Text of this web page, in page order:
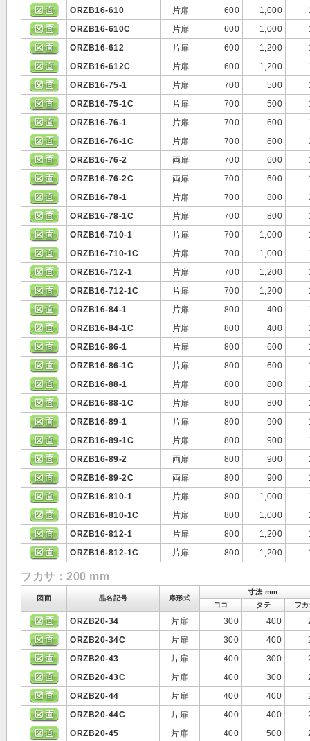
ORZB16-610
片扉 600 1,000
ORZB16-610C
片扉 600 1,000
ORZB16-612
片扉 600 1,200
ORZB16-612C
片扉 600 1,200
ORZB16-75-1
片扉 700 500
ORZB16-75-1C
片扉 700 500
ORZB16-76-1
片扉 700 600
ORZB16-76-1C
片扉 700 600
ORZB16-76-2
両扉 700 600
ORZB16-76-2C
両扉 700 600
ORZB16-78-1
片扉 700 800
ORZB16-78-1C
片扉 700 800
ORZB16-710-1
片扉 700 1,000
ORZB16-710-1C
片扉 700 1,000
ORZB16-712-1
片扉 700 1,200
ORZB16-712-1C
片扉 700 1,200
ORZB16-84-1
片扉 800 400
ORZB16-84-1C
片扉 800 400
ORZB16-86-1
片扉 800 600
ORZB16-86-1C
片扉 800 600
ORZB16-88-1
片扉 800 800
ORZB16-88-1C
片扉 800 800
ORZB16-89-1
片扉 800 900
ORZB16-89-1C
片扉 800 900
ORZB16-89-2
両扉 800 900
ORZB16-89-2C
両扉 800 900
ORZB16-810-1
片扉 800 1,000
ORZB16-810-1C
片扉 800 1,000
ORZB16-812-1
片扉 800 1,200
ORZB16-812-1C
片扉 800 1,200
フカサ：200 mm
図面 品名記号 扉形式
寸法 mm
ヨコ
タテ フ
ORZB20-34 片扉 300 400
ORZB20-34C
片扉 300 400
ORZB20-43
片扉 400 300
ORZB20-43C
片扉 400 300
ORZB20-44
片扉 400 400
ORZB20-44C
片扉 400 400
ORZB20-45
片扉 400 500